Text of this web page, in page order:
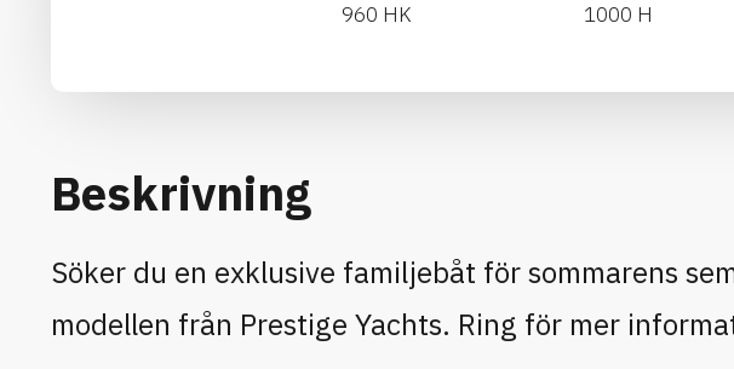
960 HK
1000 H
Beskrivning
Söker du en exklusive familjebåt för sommarens
modellen från Prestige Yachts. Ring för mer